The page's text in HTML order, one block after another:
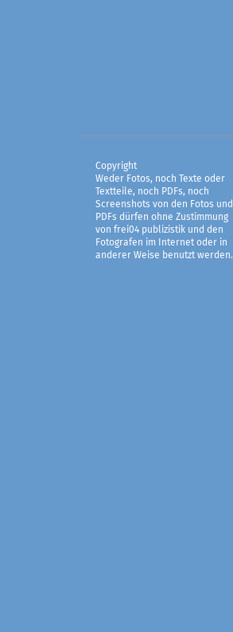
Copyright
Weder Fotos, noch Texte oder
Textteile, noch PDFs, noch
Screenshots von den Fotos und
PDFs dürfen ohne Zustimmung
von frei04 publizistik und den
Fotografen im Internet oder in
anderer Weise benutzt werden.